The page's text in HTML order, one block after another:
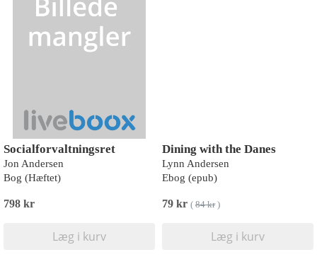
Socialforvaltningsret
Jon Andersen
Bog (Hæftet)
798 kr
Læg i kurv
Dining with the Danes
Lynn Andersen
Ebog (epub)
79 kr ( 84 kr)
Læg i kurv